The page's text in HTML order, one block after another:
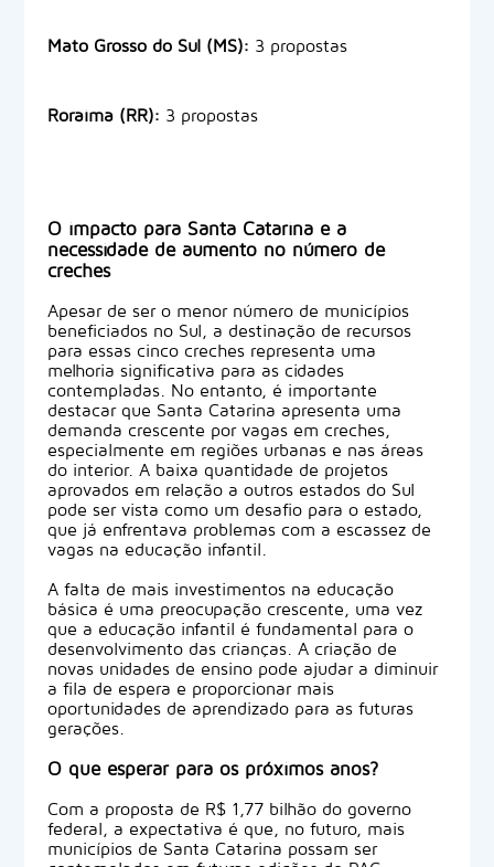
Mato Grosso do Sul (MS): 3 propostas
Roraima (RR): 3 propostas
O impacto para Santa Catarina e a
necessidade de aumento no número de
creches
Apesar de ser o menor número de municípios
beneficiados no Sul, a destinação de recursos
para essas cinco creches representa uma
melhoria significativa para as cidades
contempladas. No entanto, é importante
destacar que Santa Catarina apresenta uma
demanda crescente por vagas em creches,
especialmente em regiões urbanas e nas áreas
do interior. A baixa quantidade de projetos
aprovados em relação a outros estados do Sul
pode ser vista como um desafio para o estado,
que já enfrentava problemas com a escassez de
vagas na educação infantil.
A falta de mais investimentos na educação
básica é uma preocupação crescente, uma vez
que a educação infantil é fundamental para o
desenvolvimento das crianças. A criação de
novas unidades de ensino pode ajudar a diminuir
a fila de espera e proporcionar mais
oportunidades de aprendizado para as futuras
gerações.
O que esperar para os próximos anos?
Com a proposta de R$ 1,77 bilhão do governo
federal, a expectativa é que, no futuro, mais
municípios de Santa Catarina possam ser